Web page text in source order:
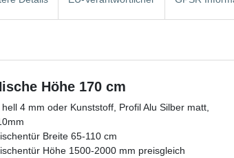
Höhe 170 cm
4 mm oder Kunststoff, Profil Alu Silber matt,
Breite 65-110 cm
Höhe 1500-2000 mm preisgleich